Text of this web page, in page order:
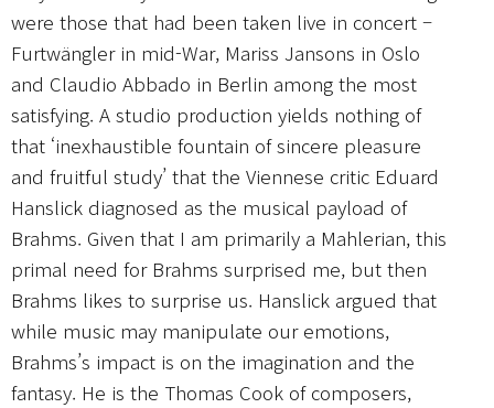
were those that had been taken live in concert –
Furtwängler in mid-War, Mariss Jansons in Oslo
and Claudio Abbado in Berlin among the most
satisfying. A studio production yields nothing of
that ‘inexhaustible fountain of sincere pleasure
and fruitful study’ that the Viennese critic Eduard
Hanslick diagnosed as the musical payload of
Brahms. Given that I am primarily a Mahlerian, this
primal need for Brahms surprised me, but then
Brahms likes to surprise us. Hanslick argued that
while music may manipulate our emotions,
Brahms’s impact is on the imagination and the
fantasy. He is the Thomas Cook of composers,